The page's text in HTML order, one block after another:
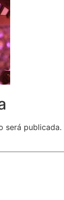
será publicada.